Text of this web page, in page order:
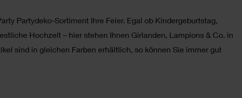
Partydeko-Sortiment Ihre Feier. Egal ob Kindergeburtstag,
Hochzeit – hier stehen Ihnen Girlanden, Lampions & Co. in
sind in gleichen Farben erhältlich, so können Sie immer gut